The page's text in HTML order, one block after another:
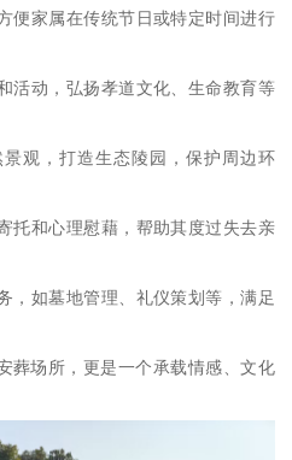
便家属在传统节日或特定时间进行
活动，弘扬孝道文化、生命教育等
观，打造生态陵园，保护周边环
托和心理慰藉，帮助其度过失去亲
，如墓地管理、礼仪策划等，满足
葬场所，更是一个承载情感、文化